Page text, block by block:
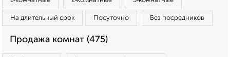
На длительный срок Посуточно Без посредников
Продажа комнат (475)